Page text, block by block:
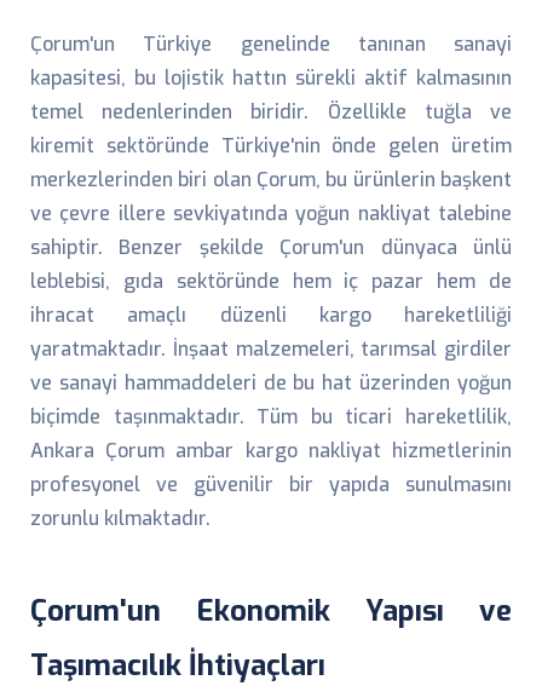
Çorum'un Türkiye genelinde tanınan sanayi
kapasitesi, bu lojistik hattın sürekli aktif kalmasının
temel nedenlerinden biridir. Özellikle tuğla ve
kiremit sektöründe Türkiye'nin önde gelen üretim
merkezlerinden biri olan Çorum, bu ürünlerin başkent
ve çevre illere sevkiyatında yoğun nakliyat talebine
sahiptir. Benzer şekilde Çorum'un dünyaca ünlü
leblebisi, gıda sektöründe hem iç pazar hem de
ihracat amaçlı düzenli kargo hareketliliği
yaratmaktadır. İnşaat malzemeleri, tarımsal girdiler
ve sanayi hammaddeleri de bu hat üzerinden yoğun
biçimde taşınmaktadır. Tüm bu ticari hareketlilik,
Ankara Çorum ambar kargo nakliyat hizmetlerinin
profesyonel ve güvenilir bir yapıda sunulmasını
zorunlu kılmaktadır.
Çorum'un Ekonomik Yapısı ve
Taşımacılık İhtiyaçları